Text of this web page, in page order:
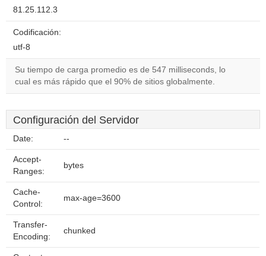
81.25.112.3
Codificación:
utf-8
Su tiempo de carga promedio es de 547 milliseconds, lo
cual es más rápido que el 90% de sitios globalmente.
Configuración del Servidor
Date: --
Accept-
Ranges:
bytes
Cache-
Control:
max-age=3600
Transfer-
Encoding:
chunked